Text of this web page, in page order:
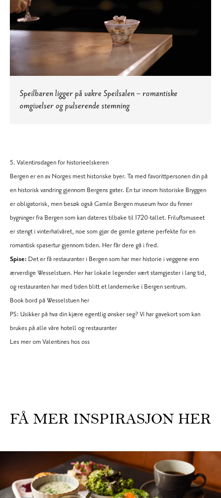
Speilbaren ligger på vakre Speilsalen – romantiske
omgivelser og pulserende stemning
5. Valentinsdagen for historieelskeren
Bergen er en av Norges mest historiske byer. Ta med favorittpersonen din på
en historisk vandring gjennom Bergens gater. En tur innom historiske Bryggen
er obligatorisk, men besøk også Gamle Bergen museum hvor du finner
bygninger fra Bergen som kan dateres tilbake til 1720-tallet. Friluftsmuseet
er stengt i vinterhalvåret, noe som gjør de gamle gatene perfekte for en
romantisk spasertur gjennom tiden. Her får dere gå i fred.
Spise: Det er få restauranter i Bergen som har mer historie i veggene enn
ærverdige Wesselstuen. Her har lokale legender vært stamgjester i lang tid,
og restauranten har med tiden blitt et landemerke i Bergen sentrum.
Book bord på Wesselstuen her
PS: Usikker på hva din kjære egentlig ønsker seg?Vi har gavekort som kan
brukes på alle våre hotell og restauranter
Les mer om Valentines hos oss
FÅ MER INSPIRASJON HER